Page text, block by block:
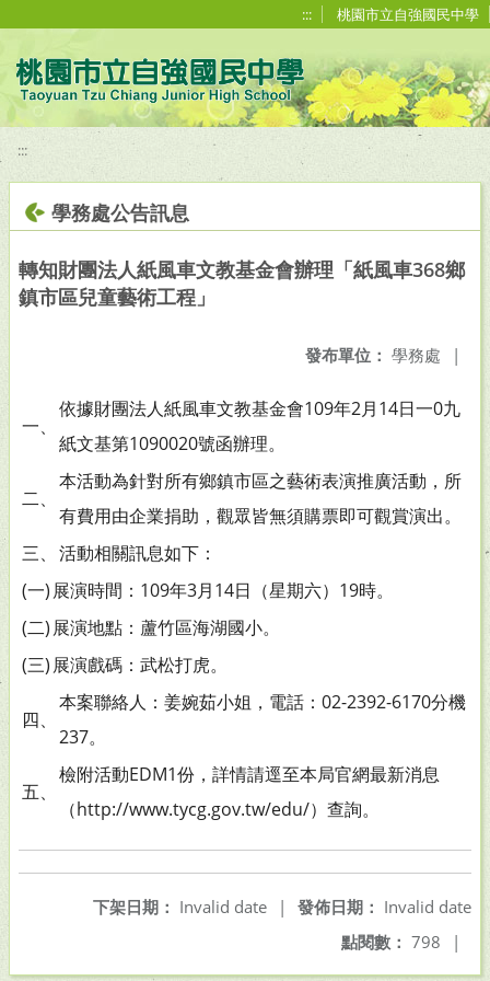
::: 桃園市立自強國民中學
:::
學務處公告訊息
轉知財團法人紙風車文教基金會辦理「紙風車368鄉
鎮市區兒童藝術工程」
發布單位： 學務處 |
一、
依據財團法人紙風車文教基金會109年2月14日一0九
紙文基第1090020號函辦理。
二、
本活動為針對所有鄉鎮市區之藝術表演推廣活動，所
有費用由企業捐助，觀眾皆無須購票即可觀賞演出。
三、 活動相關訊息如下：
(一)展演時間：109年3月14日（星期六）19時。
(二)展演地點：蘆竹區海湖國小。
(三)展演戲碼：武松打虎。
四、
本案聯絡人：姜婉茹小姐，電話：02-2392-6170分機
237。
五、
檢附活動EDM1份，詳情請逕至本局官網最新消息
（http://www.tycg.gov.tw/edu/）查詢。
發佈日期： Invalid date
下架日期： Invalid date
|
點閱數： 798 |